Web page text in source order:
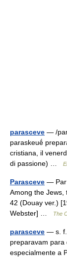
parasceve — /
paraskeuḗ
cristiana, il
di passione) …
Parasceve — Par
Among the Jews,
42 (Douay ver.)
Webster] …
The
parasceve — s. f.
preparavam para
especialmente a